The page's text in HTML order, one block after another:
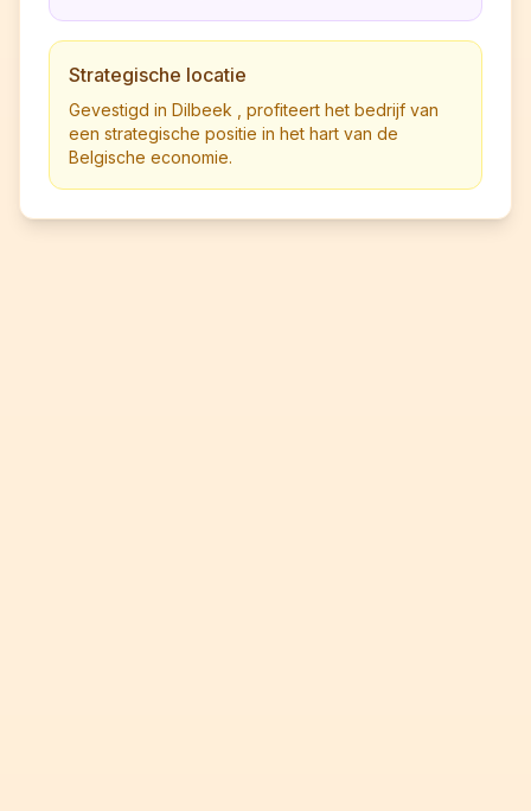
Strategische locatie
Gevestigd in Dilbeek , profiteert het bedrijf van
een strategische positie in het hart van de
Belgische economie.